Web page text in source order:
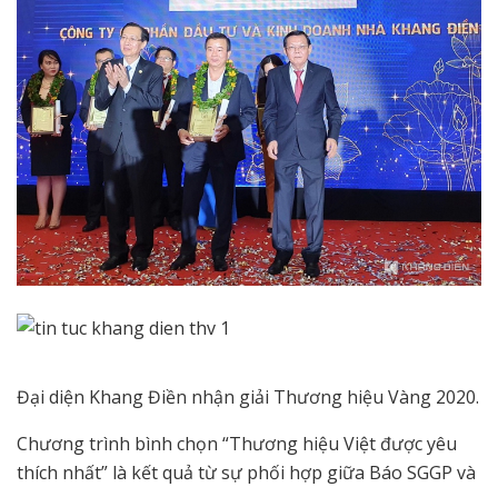
Đại diện Khang Điền nhận giải Thương hiệu Vàng 2020.
Chương trình bình chọn “Thương hiệu Việt được yêu
thích nhất” là kết quả từ sự phối hợp giữa Báo SGGP và